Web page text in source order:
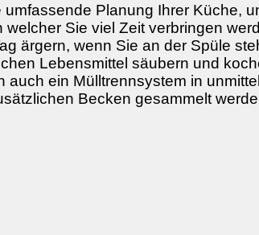
Planung Ihrer Küche,
Sie viel Zeit verbringen
ärgern, wenn Sie an der Spüle
Lebensmittel säubern und
auch ein Mülltrennsystem in
Becken gesammelt